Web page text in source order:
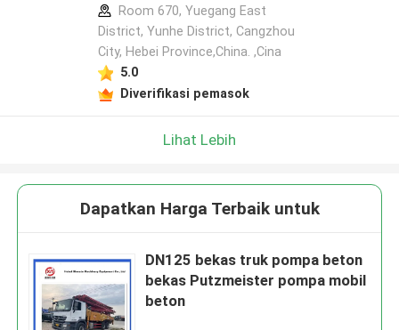
Room 670, Yuegang East
District, Yunhe District, Cangzhou
City, Hebei Province,China. ,Cina
5.0
Diverifikasi pemasok
Lihat Lebih
Dapatkan Harga Terbaik untuk
DN125 bekas truk pompa beton
bekas Putzmeister pompa mobil
beton